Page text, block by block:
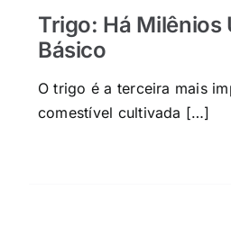
Trigo: Há Milênios
Básico
O trigo é a terceira mais
comestível cultivada […]